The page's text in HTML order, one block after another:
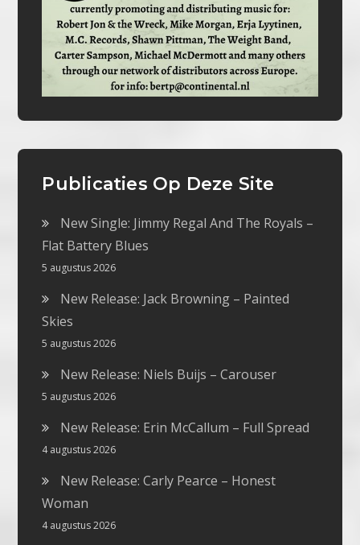
Publicaties Op Deze Site
New Single: Jimmy Regal And The Royals –
Flat Battery Blues
5 augustus 2026
New Release: Jack Browning – Painted
Skies
5 augustus 2026
New Release: Niels Buijs – Carouser
5 augustus 2026
New Release: Erin McCallum – Full Spread
4 augustus 2026
New Release: Carly Pearce – Honest
Woman
4 augustus 2026